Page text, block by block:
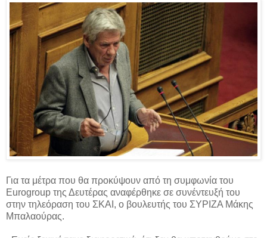
Για τα μέτρα που θα προκύψουν από τη συμφωνία του
Eurogroup της Δευτέρας αναφέρθηκε σε συνέντευξή του
στην τηλεόραση του ΣΚΑΙ, ο βουλευτής του ΣΥΡΙΖΑ Μάκης
Μπαλαούρας.